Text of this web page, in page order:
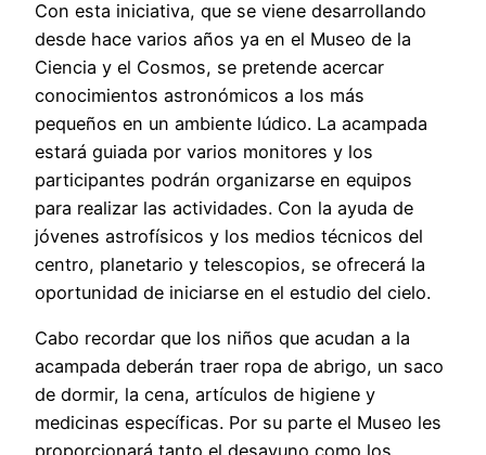
Con esta iniciativa, que se viene desarrollando
desde hace varios años ya en el Museo de la
Ciencia y el Cosmos, se pretende acercar
conocimientos astronómicos a los más
pequeños en un ambiente lúdico. La acampada
estará guiada por varios monitores y los
participantes podrán organizarse en equipos
para realizar las actividades. Con la ayuda de
jóvenes astrofísicos y los medios técnicos del
centro, planetario y telescopios, se ofrecerá la
oportunidad de iniciarse en el estudio del cielo.
Cabo recordar que los niños que acudan a la
acampada deberán traer ropa de abrigo, un saco
de dormir, la cena, artículos de higiene y
medicinas específicas. Por su parte el Museo les
proporcionará tanto el desayuno como los